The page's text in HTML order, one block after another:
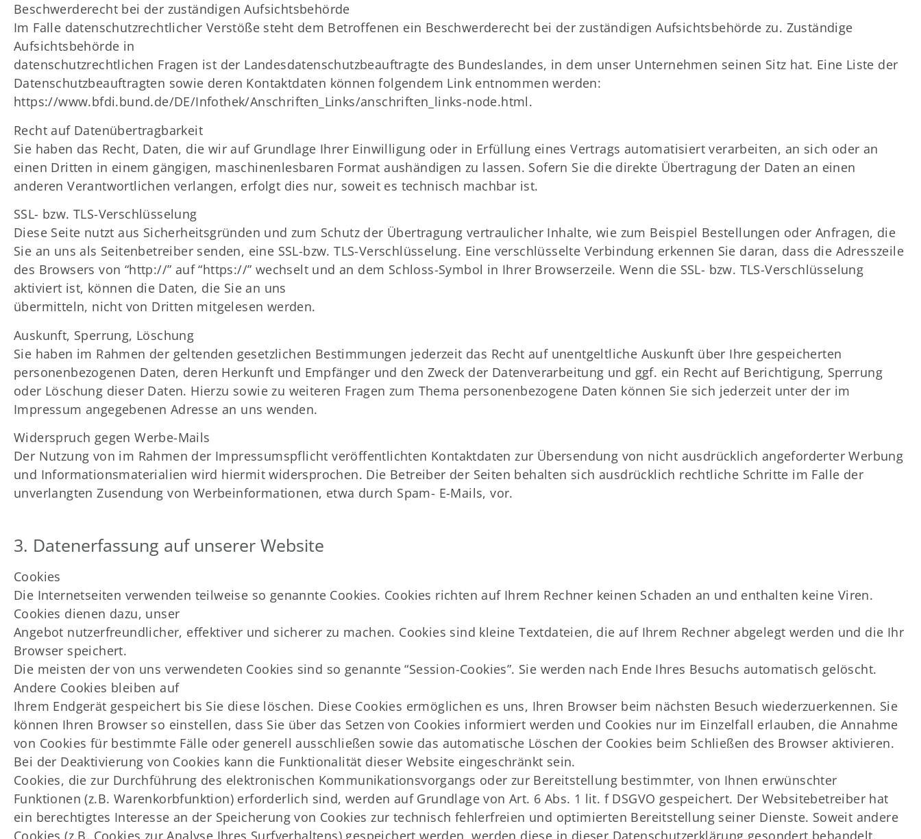
Beschwerderecht bei der zuständigen Aufsichtsbehörde
Im Falle datenschutzrechtlicher Verstöße steht dem Betroffenen ein Beschwerderecht bei der zuständigen Aufsichtsbehörde zu. Zuständige
Aufsichtsbehörde in
datenschutzrechtlichen Fragen ist der Landesdatenschutzbeauftragte des Bundeslandes, in dem unser Unternehmen seinen Sitz hat. Eine Liste der
Datenschutzbeauftragten sowie deren Kontaktdaten können folgendem Link entnommen werden:
https://www.bfdi.bund.de/DE/Infothek/Anschriften_Links/anschriften_links-node.html.
Recht auf Datenübertragbarkeit
Sie haben das Recht, Daten, die wir auf Grundlage Ihrer Einwilligung oder in Erfüllung eines Vertrags automatisiert verarbeiten, an sich oder an
einen Dritten in einem gängigen, maschinenlesbaren Format aushändigen zu lassen. Sofern Sie die direkte Übertragung der Daten an einen
anderen Verantwortlichen verlangen, erfolgt dies nur, soweit es technisch machbar ist.
SSL- bzw. TLS-Verschlüsselung
Diese Seite nutzt aus Sicherheitsgründen und zum Schutz der Übertragung vertraulicher Inhalte, wie zum Beispiel Bestellungen oder Anfragen, die
Sie an uns als Seitenbetreiber senden, eine SSL-bzw. TLS-Verschlüsselung. Eine verschlüsselte Verbindung erkennen Sie daran, dass die Adresszeile
des Browsers von “http://” auf “https://” wechselt und an dem Schloss-Symbol in Ihrer Browserzeile. Wenn die SSL- bzw. TLS-Verschlüsselung
aktiviert ist, können die Daten, die Sie an uns
übermitteln, nicht von Dritten mitgelesen werden.
Auskunft, Sperrung, Löschung
Sie haben im Rahmen der geltenden gesetzlichen Bestimmungen jederzeit das Recht auf unentgeltliche Auskunft über Ihre gespeicherten
personenbezogenen Daten, deren Herkunft und Empfänger und den Zweck der Datenverarbeitung und ggf. ein Recht auf Berichtigung, Sperrung
oder Löschung dieser Daten. Hierzu sowie zu weiteren Fragen zum Thema personenbezogene Daten können Sie sich jederzeit unter der im
Impressum angegebenen Adresse an uns wenden.
Widerspruch gegen Werbe-Mails
Der Nutzung von im Rahmen der Impressumspflicht veröffentlichten Kontaktdaten zur Übersendung von nicht ausdrücklich angeforderter Werbung
und Informationsmaterialien wird hiermit widersprochen. Die Betreiber der Seiten behalten sich ausdrücklich rechtliche Schritte im Falle der
unverlangten Zusendung von Werbeinformationen, etwa durch Spam- E-Mails, vor.
3. Datenerfassung auf unserer Website
Cookies
Die Internetseiten verwenden teilweise so genannte Cookies. Cookies richten auf Ihrem Rechner keinen Schaden an und enthalten keine Viren.
Cookies dienen dazu, unser
Angebot nutzerfreundlicher, effektiver und sicherer zu machen. Cookies sind kleine Textdateien, die auf Ihrem Rechner abgelegt werden und die Ihr
Browser speichert.
Die meisten der von uns verwendeten Cookies sind so genannte “Session-Cookies”. Sie werden nach Ende Ihres Besuchs automatisch gelöscht.
Andere Cookies bleiben auf
Ihrem Endgerät gespeichert bis Sie diese löschen. Diese Cookies ermöglichen es uns, Ihren Browser beim nächsten Besuch wiederzuerkennen. Sie
können Ihren Browser so einstellen, dass Sie über das Setzen von Cookies informiert werden und Cookies nur im Einzelfall erlauben, die Annahme
von Cookies für bestimmte Fälle oder generell ausschließen sowie das automatische Löschen der Cookies beim Schließen des Browser aktivieren.
Bei der Deaktivierung von Cookies kann die Funktionalität dieser Website eingeschränkt sein.
Cookies, die zur Durchführung des elektronischen Kommunikationsvorgangs oder zur Bereitstellung bestimmter, von Ihnen erwünschter
Funktionen (z.B. Warenkorbfunktion) erforderlich sind, werden auf Grundlage von Art. 6 Abs. 1 lit. f DSGVO gespeichert. Der Websitebetreiber hat
ein berechtigtes Interesse an der Speicherung von Cookies zur technisch fehlerfreien und optimierten Bereitstellung seiner Dienste. Soweit andere